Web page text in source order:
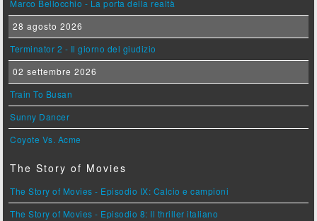
Marco Bellocchio - La porta della realtà
28 agosto 2026
Terminator 2 - Il giorno del giudizio
02 settembre 2026
Train To Busan
Sunny Dancer
Coyote Vs. Acme
The Story of Movies
The Story of Movies - Episodio IX: Calcio e campioni
The Story of Movies - Episodio 8: Il thriller italiano